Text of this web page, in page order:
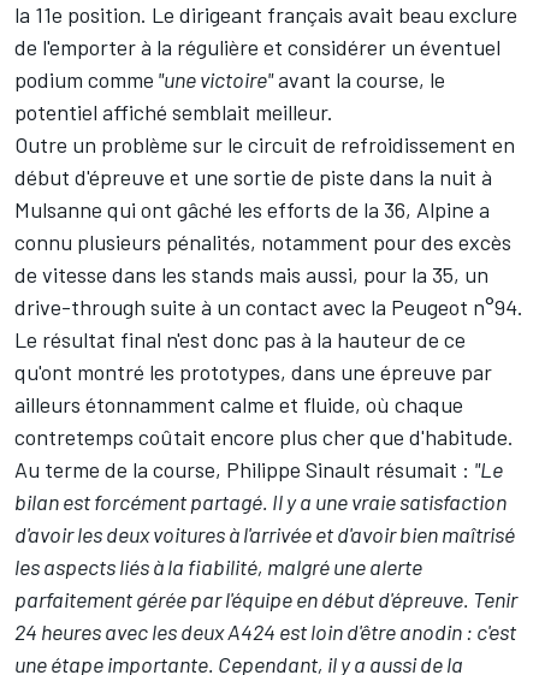
la 11e position. Le dirigeant français avait beau exclure
de l'emporter à la régulière et considérer un éventuel
podium comme "une victoire"avant la course, le
potentiel affiché semblait meilleur.
Outre un problème sur le circuit de refroidissement en
début d'épreuve et une sortie de piste dans la nuit à
Mulsanne qui ont gâché les efforts de la 36, Alpine a
connu plusieurs pénalités, notamment pour des excès
de vitesse dans les stands mais aussi, pour la 35, un
drive-through suite à un contact avec la Peugeot n°94.
Le résultat final n'est donc pas à la hauteur de ce
qu'ont montré les prototypes, dans une épreuve par
ailleurs étonnamment calme et fluide, où chaque
contretemps coûtait encore plus cher que d'habitude.
Au terme de la course, Philippe Sinault résumait : "Le
bilan est forcément partagé. Il y a une vraie satisfaction
d'avoir les deux voitures à l'arrivée et d'avoir bien maîtrisé
les aspects liés à la fiabilité, malgré une alerte
parfaitement gérée par l'équipe en début d'épreuve. Tenir
24 heures avec les deux A424 est loin d'être anodin : c'est
une étape importante. Cependant, il y a aussi de la